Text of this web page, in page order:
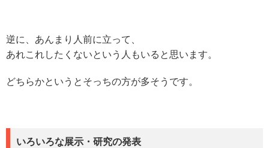
逆に、あんまり人前に立って、
あれこれしたくないという人もいると思います。
どちらかというとそっちの方が多そうです。
いろいろな展示・研究の発表